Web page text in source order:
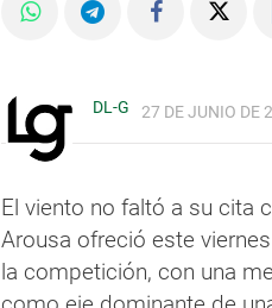
DL-G 27 DE JUNIO DE
El viento no faltó a su cita
Arousa ofreció este
la competición, con una